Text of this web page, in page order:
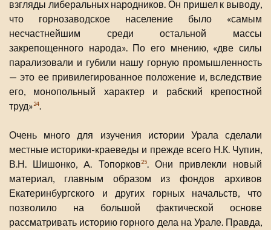
взгляды либеральных народников. Он пришел к выводу,
что горнозаводское население было «самым
несчастнейшим среди остальной массы
закрепощенного народа». По его мнению, «две силы
парализовали и губили нашу горную промышленность
— это ее привилегированное положение и, вследствие
его, монопольный характер и рабский крепостной
труд»24.
Очень много для изучения истории Урала сделали
местные историки-краеведы и прежде всего Н.К. Чупин,
В.Н. Шишонко, A. Топорков25. Они привлекли новый
материал, главным образом из фондов архивов
Екатеринбургского и других горных начальств, что
позволило на большой фактической основе
рассматривать историю горного дела на Урале. Правда,